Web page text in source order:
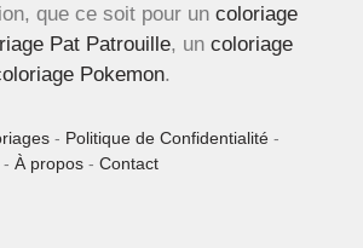
que ce soit pour un coloriage
Pat Patrouille, un coloriage
Pokemon.
- Politique de Confidentialité -
- À propos - Contact